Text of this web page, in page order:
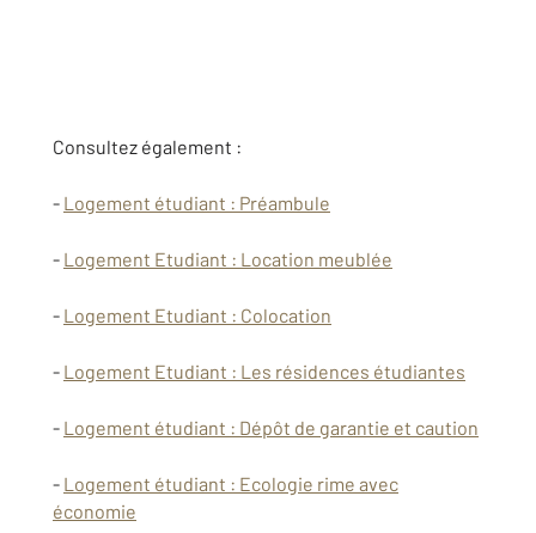
Consultez également :
- Logement étudiant : Préambule
- Logement Etudiant : Location meublée
- Logement Etudiant : Colocation
- Logement Etudiant : Les résidences étudiantes
- Logement étudiant : Dépôt de garantie et caution
- Logement étudiant : Ecologie rime avec
économie